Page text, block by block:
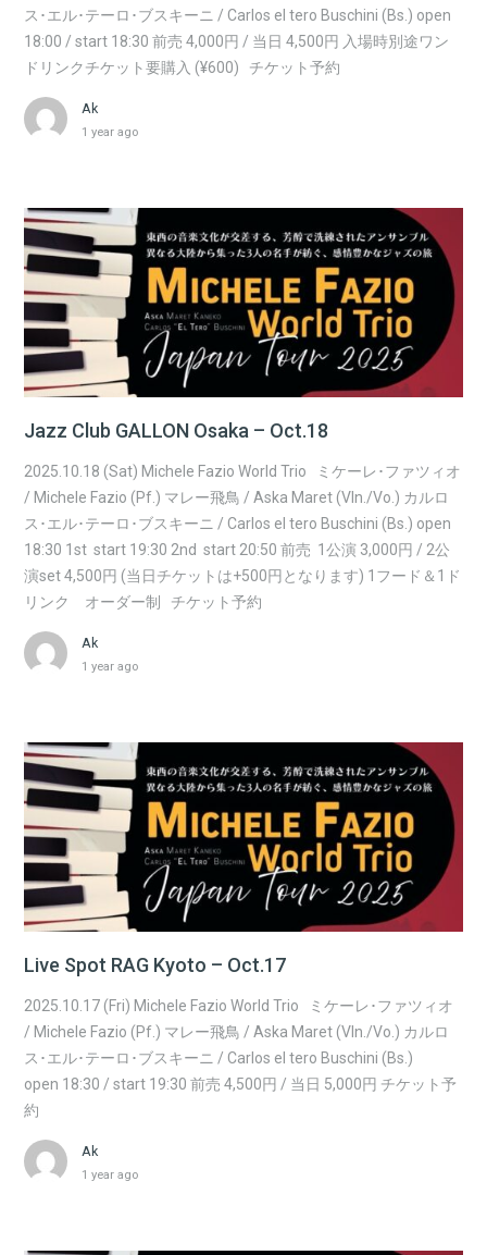
ス･エル･テーロ･ブスキーニ / Carlos el tero Buschini (Bs.) open
18:00 / start 18:30 前売 4,000円 / 当日 4,500円 入場時別途ワン
ドリンクチケット要購入 (¥600) チケット予約
Ak
1 year ago
Jazz Club GALLON Osaka – Oct.18
2025.10.18 (Sat) Michele Fazio World Trio ミケーレ･ファツィオ
/ Michele Fazio (Pf.) マレー飛鳥 / Aska Maret (Vln./Vo.) カルロ
ス･エル･テーロ･ブスキーニ / Carlos el tero Buschini (Bs.) open
18:30 1st start 19:30 2nd start 20:50 前売 1公演 3,000円 / 2公
演set 4,500円 (当日チケットは+500円となります) 1フード＆1ド
リンク オーダー制 チケット予約
Ak
1 year ago
Live Spot RAG Kyoto – Oct.17
2025.10.17 (Fri) Michele Fazio World Trio ミケーレ･ファツィオ
/ Michele Fazio (Pf.) マレー飛鳥 / Aska Maret (Vln./Vo.) カルロ
ス･エル･テーロ･ブスキーニ / Carlos el tero Buschini (Bs.)
open 18:30 / start 19:30 前売 4,500円 / 当日 5,000円 チケット予
約
Ak
1 year ago